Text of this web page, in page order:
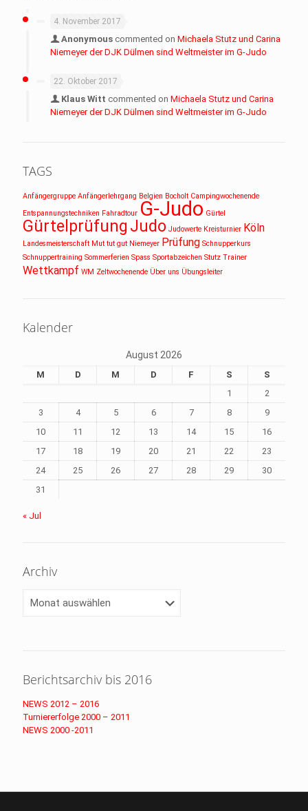
4. November 2017
Anonymous commented on Michaela Stutz und Carina
Niemeyer der DJK Dülmen sind Weltmeister im G-Judo
22. Oktober 2017
Klaus Witt commented on Michaela Stutz und Carina
Niemeyer der DJK Dülmen sind Weltmeister im G-Judo
TAGS
Anfängergruppe Anfängerlehrgang Belgien Bocholt Campingwochenende
Entspannungstechniken Fahradtour G-Judo Gürtel
GürtelprüfungJudo Judowerte Kreisturnier Köln
Landesmeisterschaft Mut tut gut Niemeyer Prüfung Schnupperkurs
Schnuppertraining Sommerferien Spass Sportabzeichen Stutz Trainer
Wettkampf WM Zeltwochenende Über uns Übungsleiter
Kalender
August 2026
M D M D F S
S
1
2
3
4 5 6 7 8
9
10
11 12 13 14 15
16
17
18 19 20 21 22
23
24
25 26 27 28 29
30
31
« Jul
Archiv
Berichtsarchiv bis 2016
NEWS 2012 – 2016
Turniererfolge 2000 – 2011
NEWS 2000 -2011